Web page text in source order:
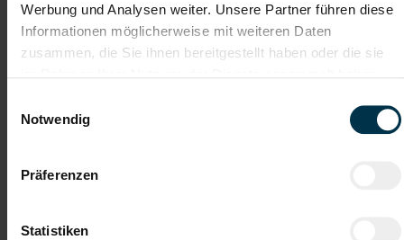
Werbung und Analysen weiter. Unsere Partner führen diese
Informationen möglicherweise mit weiteren Daten
zusammen, die Sie ihnen bereitgestellt haben oder die sie
Notwendig
Präferenzen
Statistiken
Empfehlungschreiben / Zeugnisse